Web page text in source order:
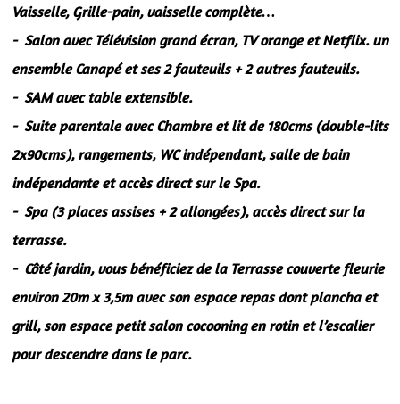
Vaisselle, Grille-pain, vaisselle complète…
- Salon avec Télévision grand écran, TV orange et Netflix. un
ensemble Canapé et ses 2 fauteuils + 2 autres fauteuils.
- SAM avec table extensible.
- Suite parentale avec Chambre et lit de 180cms (double-lits
2x90cms), rangements, WC indépendant, salle de bain
indépendante et accès direct sur le Spa.
- Spa (3 places assises + 2 allongées), accès direct sur la
terrasse.
- Côté jardin, vous bénéficiez de la Terrasse couverte fleurie
environ 20m x 3,5m avec son espace repas dont plancha et
grill, son espace petit salon cocooning en rotin et l’escalier
pour descendre dans le parc.